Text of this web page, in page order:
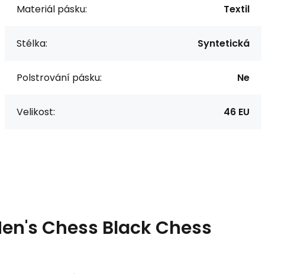
Materiál pásku: Textil
Stélka: Syntetická
Polstrování pásku: Ne
Velikost: 46 EU
Chess Black Chess